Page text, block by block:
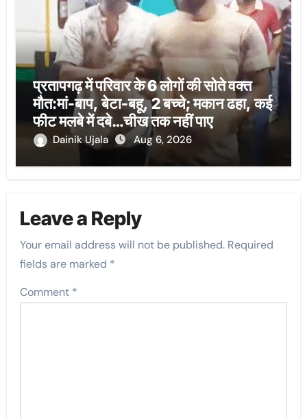
प्रतापगढ़ में परिवार के 6 लोगों की सोते वक्त
मौत:मां-बाप, बेटा-बहू, 2 बच्चे; मकान ढहा, कई
फीट मलबे में दबे…चीख तक नहीं पाए
Dainik Ujala Aug 6, 2026
Leave a Reply
Your email address will not be published. Required
fields are marked *
Comment *